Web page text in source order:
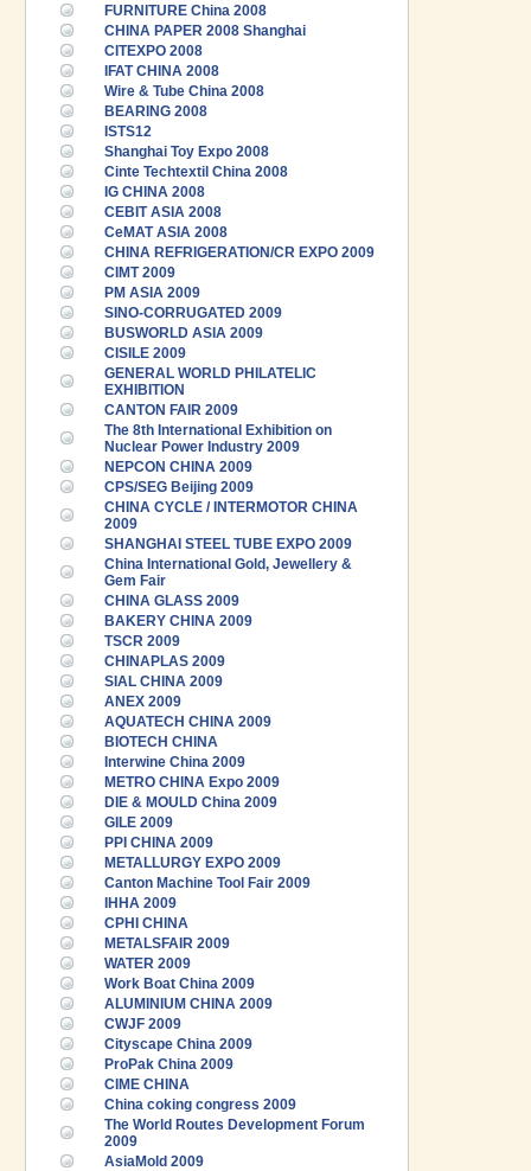
FURNITURE China 2008
CHINA PAPER 2008 Shanghai
CITEXPO 2008
IFAT CHINA 2008
Wire & Tube China 2008
BEARING 2008
ISTS12
Shanghai Toy Expo 2008
Cinte Techtextil China 2008
IG CHINA 2008
CEBIT ASIA 2008
CeMAT ASIA 2008
CHINA REFRIGERATION/CR EXPO 2009
CIMT 2009
PM ASIA 2009
SINO-CORRUGATED 2009
BUSWORLD ASIA 2009
CISILE 2009
GENERAL WORLD PHILATELIC
EXHIBITION
CANTON FAIR 2009
The 8th International Exhibition on
Nuclear Power Industry 2009
NEPCON CHINA 2009
CPS/SEG Beijing 2009
CHINA CYCLE / INTERMOTOR CHINA
2009
SHANGHAI STEEL TUBE EXPO 2009
China International Gold, Jewellery &
Gem Fair
CHINA GLASS 2009
BAKERY CHINA 2009
TSCR 2009
CHINAPLAS 2009
SIAL CHINA 2009
ANEX 2009
AQUATECH CHINA 2009
BIOTECH CHINA
Interwine China 2009
METRO CHINA Expo 2009
DIE & MOULD China 2009
GILE 2009
PPI CHINA 2009
METALLURGY EXPO 2009
Canton Machine Tool Fair 2009
IHHA 2009
CPHI CHINA
METALSFAIR 2009
WATER 2009
Work Boat China 2009
ALUMINIUM CHINA 2009
CWJF 2009
Cityscape China 2009
ProPak China 2009
CIME CHINA
China coking congress 2009
The World Routes Development Forum
2009
AsiaMold 2009